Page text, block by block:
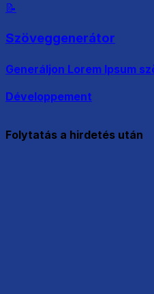
📝
Szöveggenerátor
Generáljon Lorem Ipsum
Développement
Folytatás a hirdetés után